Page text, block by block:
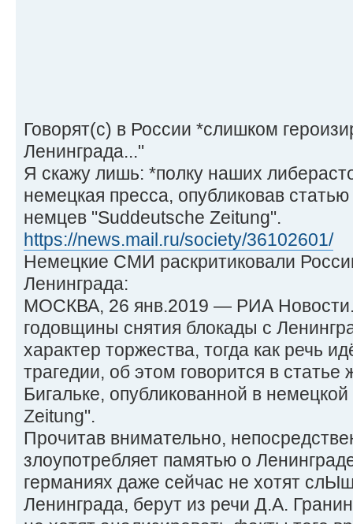
Говорят(с) в России *слишком
Ленинграда..."
Я скажу лишь: *полку наших
немецкая пресса, опубликовав
немцев "Suddeutsche Zeitung".
https://news.mail.ru/society/36102601/
Немецкие СМИ раскритиковали
Ленинграда:
МОСКВА, 26 янв.2019 — РИА
годовщины снятия блокады с
характер торжества, тогда как речь
трагедии, об этом говорится в статье
Бигальке, опубликованной в
Zeitung".
Прочитав внимательно,
злоупотребляет памятью о
германиях даже сейчас не хотят
Ленинграда, берут из речи Д.А.